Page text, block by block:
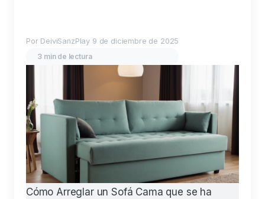
Por DeiviSanzPlay 9 de diciembre de 2025
3 min de lectura
Cómo Arreglar un Sofá Cama que se ha